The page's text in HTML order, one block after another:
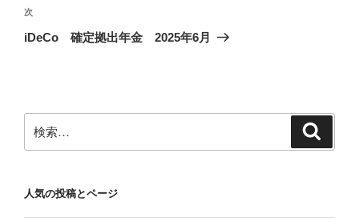
ビ
ゲ
ン
稿
次
の
次
iDeCo 確定拠出年金 2025年6月
索:
人気の投稿とページ